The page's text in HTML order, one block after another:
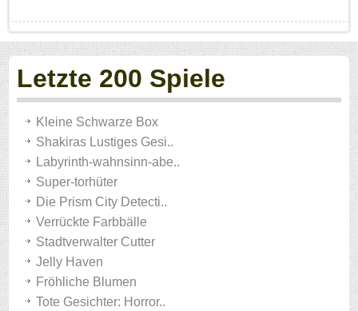
Letzte 200 Spiele
Kleine Schwarze Box
Shakiras Lustiges Gesi..
Labyrinth-wahnsinn-abe..
Super-torhüter
Die Prism City Detecti..
Verrückte Farbbälle
Stadtverwalter Cutter
Jelly Haven
Fröhliche Blumen
Tote Gesichter: Horror..